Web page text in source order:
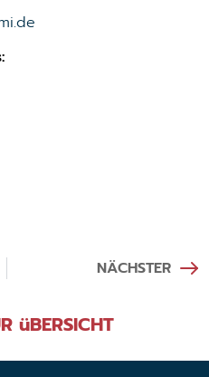
NÄCHSTER
üBERSICHT